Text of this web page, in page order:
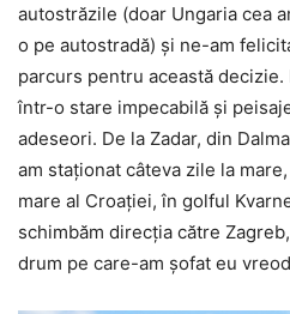
autostrăzile (doar Ungaria cea
o pe autostradă) și ne-am
parcurs pentru această
într-o stare impecabilă și
adeseori. De la Zadar, din
am staționat câteva zile la
mare al Croației, în golful
schimbăm direcția către
drum pe care-am șofat eu